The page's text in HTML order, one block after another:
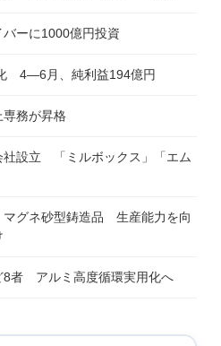
ーに1000億円投資
4―6月、純利益194億円
専務が昇格
社設立 「ミルボックス」「エム
マグネ砂型鋳造品 生産能力を向
8者 アルミ高度循環実用化へ